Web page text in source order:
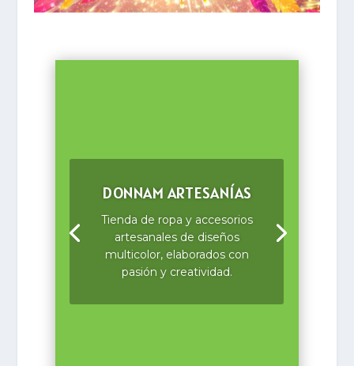
DONNAM ARTESANÍAS
Tienda de ropa y accesorios
artesanales de diseños
multicolor, elaborados con
pasión y creatividad.